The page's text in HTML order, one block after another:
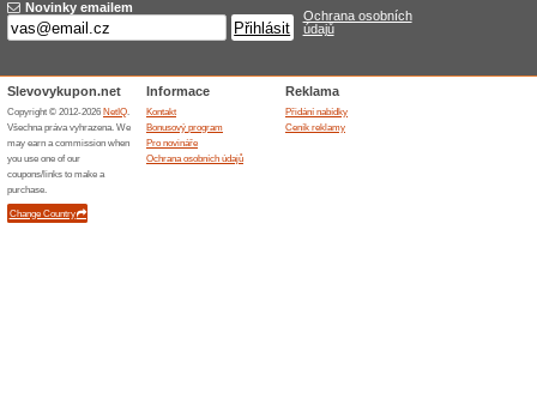
72% fungovalo
Akce
Kniha Psí parkour (Anna
(maloobchodní cena: 299
jen do vyprodání zásob nebo